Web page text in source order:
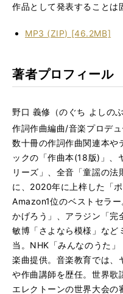
作品として発表することは
MP3 (ZIP) [46.2MB]
著者プロフィール
野口 義修（のぐち よしのぶ
作詞作曲編曲/音楽プロデ
数十冊の作詞作曲関連本や
ックの「作曲本(18版)」、
リーズ」、全音「童謡の
に、2020年に上梓した「
Amazon1位のベストセラ
かげろう」、アラジン「完
敏博「さよなら模様」など
当。NHK「みんなのうた
楽曲提供。音楽教育では、
や作曲講師を歴任。世界歌
エレクトーンの世界大会の